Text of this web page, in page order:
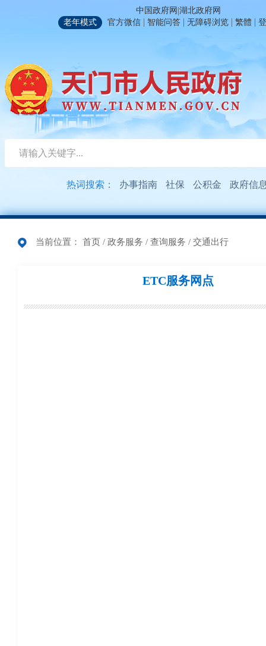
中国政府网 |湖北政府网
老年模式
官方微信 | 智能问答 | 无障碍浏览 | 繁體 |
热词搜索： 办事指南 社保 公积金 政府信
当前位置： 首页 / 政务服务 / 查询服务 / 交通出行
ETC服务网点